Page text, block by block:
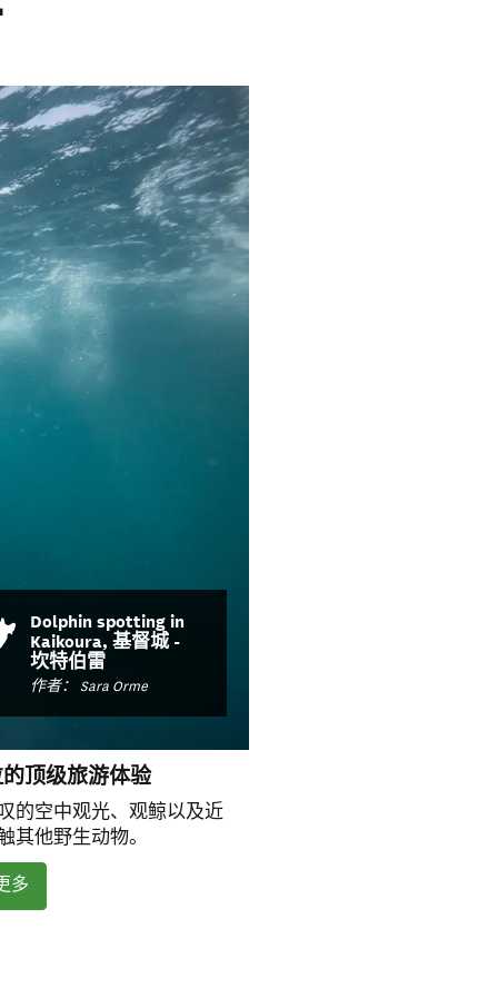
Dolphin spotting in
Kaikoura, 基督城 -
坎特伯雷
作者： Sara Orme
顶级旅游体验
的空中观光、观鲸以及近
其他野生动物。
多